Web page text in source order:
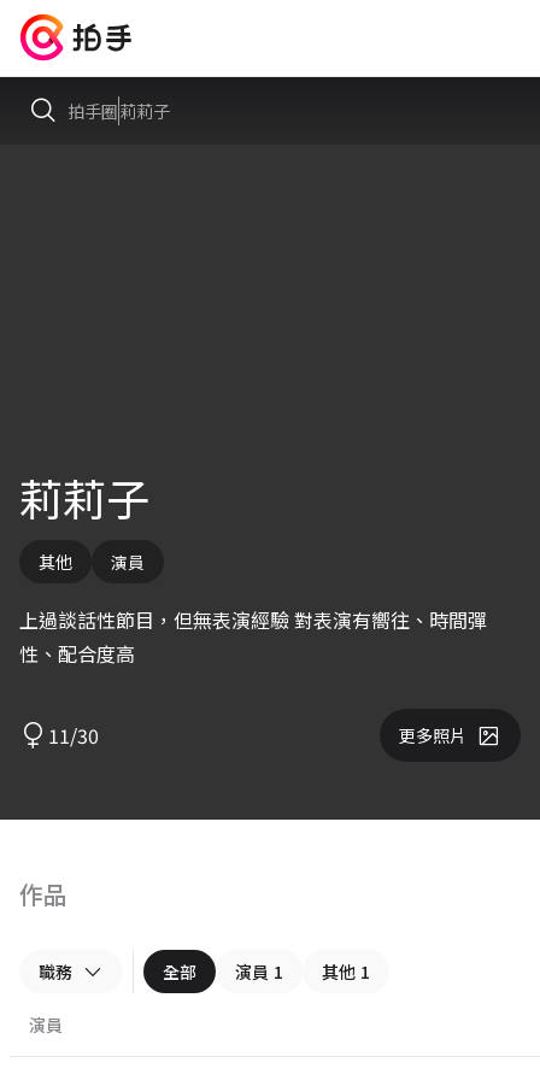
拍手圈莉莉子
莉莉子
其他 演員
上過談話性節目，但無表演經驗 對表演有嚮往、時間彈
性、配合度高
11/30 更多照片
作品
職務 全部 演員 1 其他 1
演員